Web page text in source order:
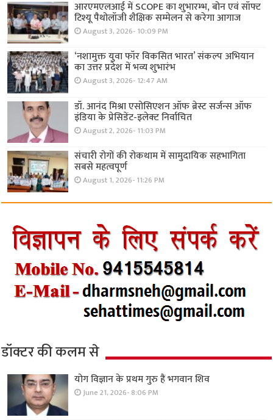
आरएमएलआई में SCOPE का शुभारम्भ, बोन एवं सॉफ्ट
टिश्यू पैथोलॉजी शैक्षिक सम्मेलन से करेगा आगाज
August 3, 2026- 10:09 PM
‘नशामुक्त युवा फॉर विकसित भारत’ संकल्प अभियान
का उत्तर प्रदेश में भव्य शुभारंभ
August 3, 2026- 12:47 AM
डॉ. आनंद मिश्रा एसोसिएशन ऑफ ब्रेस्ट सर्जन्स ऑफ
इंडिया के प्रेसिडेंट-इलेक्ट निर्वाचित
August 2, 2026- 11:03 PM
संचारी रोगों की रोकथाम में सामुदायिक सहभागिता
सबसे महत्वपूर्ण
August 1, 2026- 11:26 PM
डॉक्टर की कलम से
योग विज्ञान के प्रथम गुरु हैं भगवान शिव
June 21, 2026- 8:06 PM